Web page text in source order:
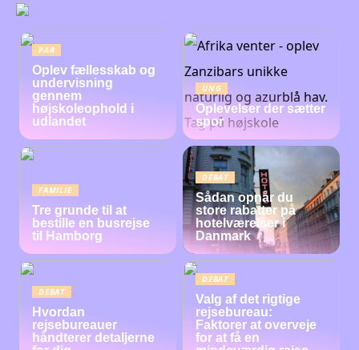
PAR
Oplev fællesskab og
undervisning
gennem
højskoleophold i
udlandet
UNG
Oplevelser der sætter
spor
FAMILIE
Tre grunde til at
bestille en busrejse
til Hamborg
DEBAT
Sådan opnår du
store rabatter på
hotelværelser i
Danmark
DEBAT
Hvordan
rejsebureauer
håndterer detaljerne
DEBAT
Valg af det rigtige
rejsebureau:
Faktorer at overveje
for at få en